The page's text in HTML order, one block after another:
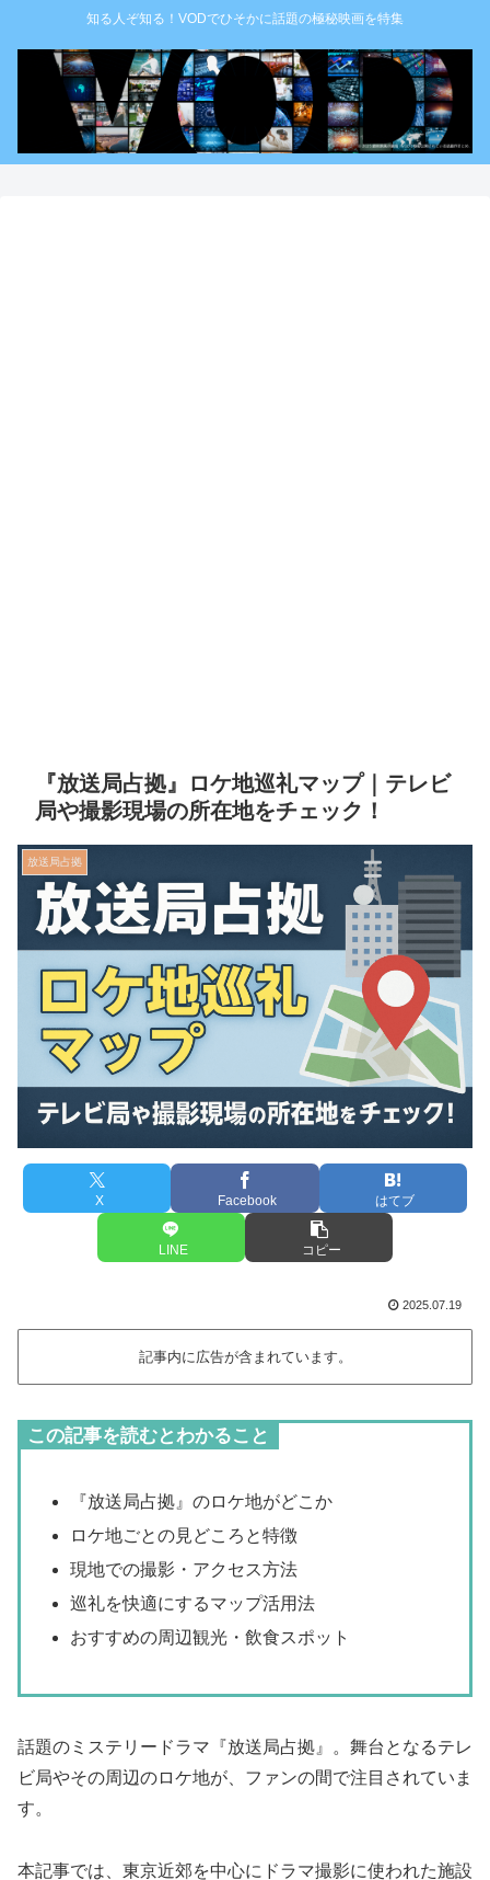
知る人ぞ知る！VODでひそかに話題の極秘映画を特集
『放送局占拠』ロケ地巡礼マップ｜テレビ
局や撮影現場の所在地をチェック！
放送局占拠
X Facebook はてブ
LINE コピー
2025.07.19
記事内に広告が含まれています。
この記事を読むとわかること
『放送局占拠』のロケ地がどこか
ロケ地ごとの見どころと特徴
現地での撮影・アクセス方法
巡礼を快適にするマップ活用法
おすすめの周辺観光・飲食スポット
話題のミステリードラマ『放送局占拠』。舞台となるテレ
ビ局やその周辺のロケ地が、ファンの間で注目されていま
す。
本記事では、東京近郊を中心にドラマ撮影に使われた施設